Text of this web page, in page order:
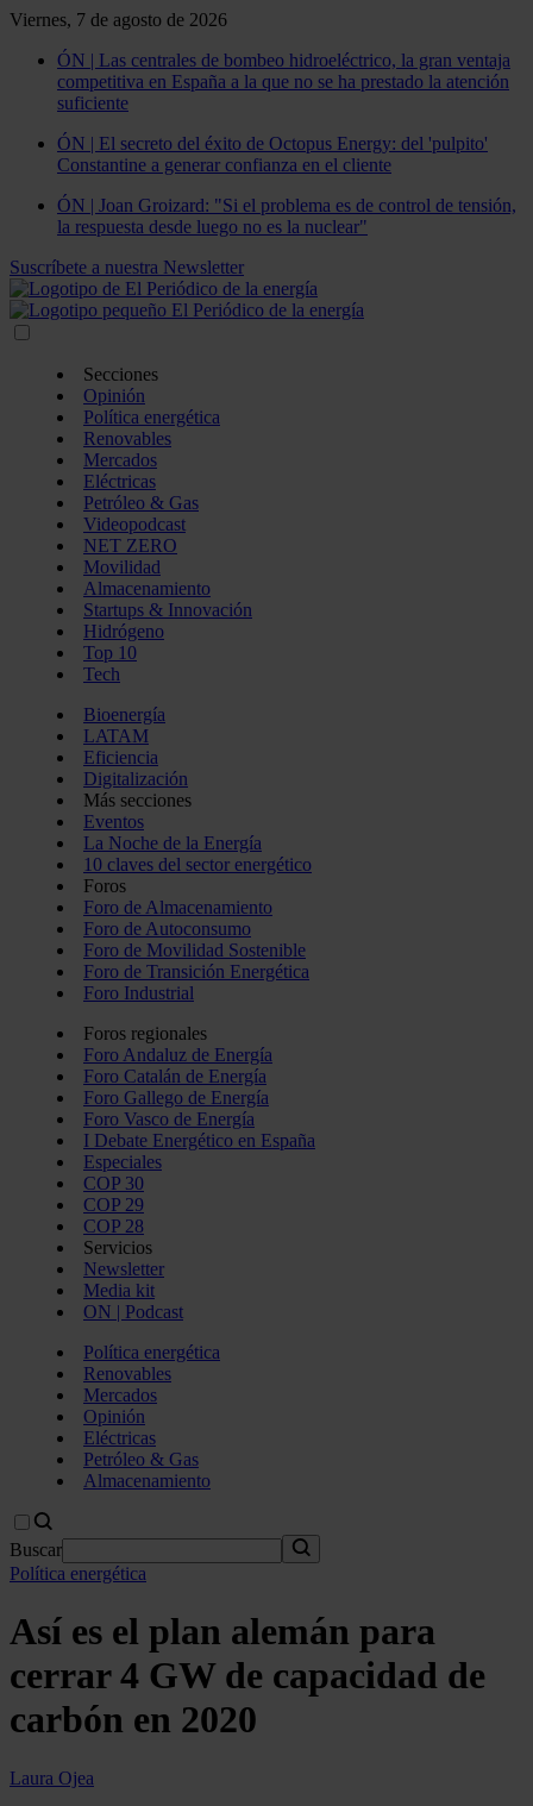
Viernes, 7 de agosto de 2026
ÓN | Las centrales de bombeo hidroeléctrico, la gran ventaja
competitiva en España a la que no se ha prestado la atención
suficiente
ÓN | El secreto del éxito de Octopus Energy: del 'pulpito'
Constantine a generar confianza en el cliente
ÓN | Joan Groizard: "Si el problema es de control de tensión,
la respuesta desde luego no es la nuclear"
Suscríbete a nuestra Newsletter
Secciones
Opinión
Política energética
Renovables
Mercados
Eléctricas
Petróleo & Gas
Videopodcast
NET ZERO
Movilidad
Almacenamiento
Startups & Innovación
Hidrógeno
Top 10
Tech
Bioenergía
LATAM
Eficiencia
Digitalización
Más secciones
Eventos
La Noche de la Energía
10 claves del sector energético
Foros
Foro de Almacenamiento
Foro de Autoconsumo
Foro de Movilidad Sostenible
Foro de Transición Energética
Foro Industrial
Foros regionales
Foro Andaluz de Energía
Foro Catalán de Energía
Foro Gallego de Energía
Foro Vasco de Energía
I Debate Energético en España
Especiales
COP 30
COP 29
COP 28
Servicios
Newsletter
Media kit
ON | Podcast
Política energética
Renovables
Mercados
Opinión
Eléctricas
Petróleo & Gas
Almacenamiento
Buscar
Política energética
Así es el plan alemán para
cerrar 4 GW de capacidad de
carbón en 2020
Laura Ojea